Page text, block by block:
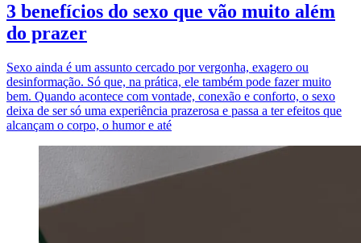
3 benefícios do sexo que vão muito além
do prazer
Sexo ainda é um assunto cercado por vergonha, exagero ou
desinformação. Só que, na prática, ele também pode fazer muito
bem. Quando acontece com vontade, conexão e conforto, o sexo
deixa de ser só uma experiência prazerosa e passa a ter efeitos que
alcançam o corpo, o humor e até